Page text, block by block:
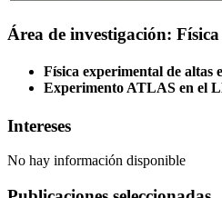
Área de investigación:
Física experimental de altas
Experimento ATLAS en el
Intereses
No hay información disponible